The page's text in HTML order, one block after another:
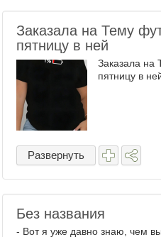
Заказала на Тему
пятницу в ней
Заказала на
пятницу в
Развернуть
Без названия
- Вот я уже давно знаю, чем